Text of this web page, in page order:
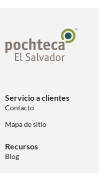
Servicio a clientes
Contacto
Mapa de sitio
Recursos
Blog